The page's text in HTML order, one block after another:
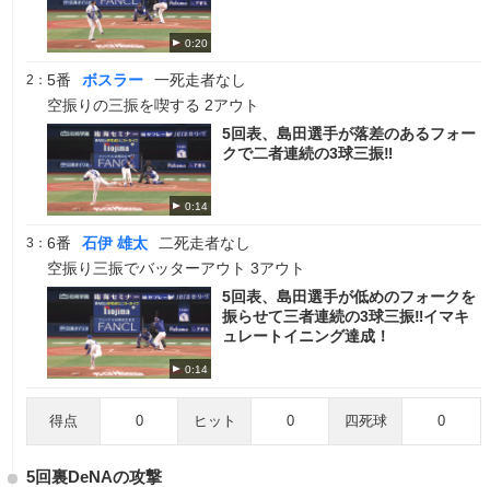
0:20
2： 5番 ボスラー
一死走者なし
空振りの三振を喫する 2アウト
0:14
5回表、島田選手が落差のあるフォー
クで二者連続の3球三振‼
3： 6番 石伊 雄太
二死走者なし
空振り三振でバッターアウト 3アウト
0:14
5回表、島田選手が低めのフォークを
振らせて三者連続の3球三振‼イマキ
ュレートイニング達成！
得点 0 ヒット 0 四死球 0
5回裏DeNAの攻撃